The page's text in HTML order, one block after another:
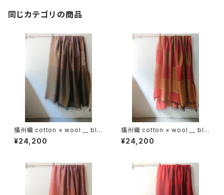
同じカテゴリの商品
播州織 cotton × wool __ blo
ck 220-120 枯芙蓉GK
¥24,200
播州織 cotton × wool __ blo
ck 220-120 鬼灯GK
¥24,200